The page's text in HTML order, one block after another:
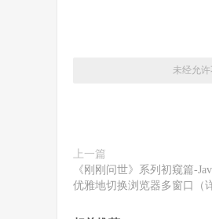
未经允许
上一篇
《刚刚问世》系列初窥篇-
优雅地切换浏览器多窗口（